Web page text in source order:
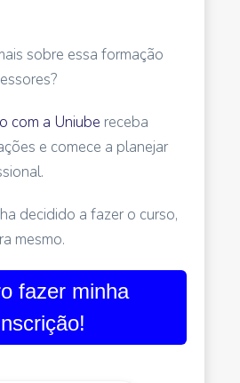
sobre essa formação
com a Uniube receba
e comece a planejar
decidido a fazer o curso,
mesmo.
fazer minha